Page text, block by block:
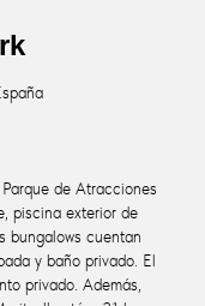
de Atracciones
piscina exterior de
bungalows cuentan
y baño privado. El
privado. Además,